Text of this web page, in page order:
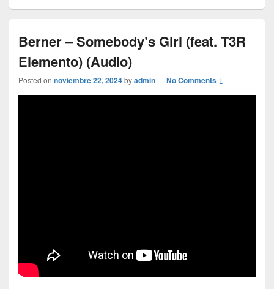
Berner – Somebody’s Girl (feat. T3R
Elemento) (Audio)
Posted on noviembre 22, 2024byadmin—No Comments ↓